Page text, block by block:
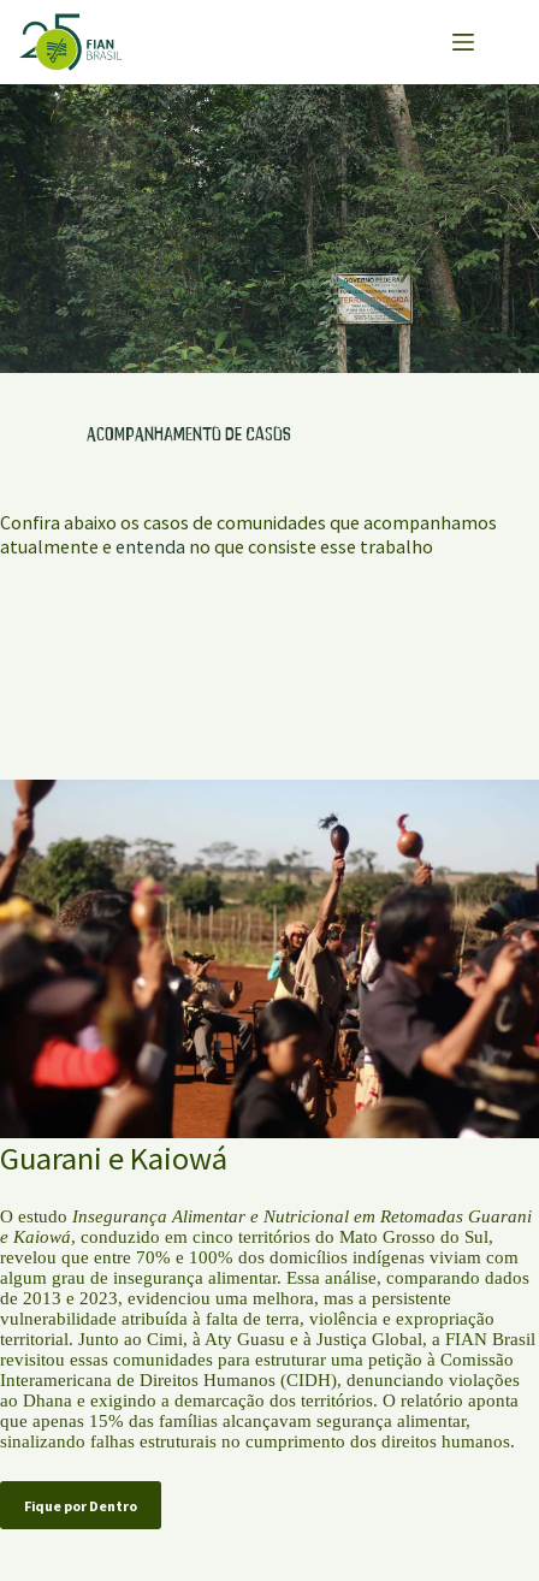
para
conteúdo
Acompanhamento de Casos
Confira abaixo os casos de comunidades que acompanhamos
atualmente e entenda no que consiste esse trabalho
Guarani e Kaiowá
O estudo Insegurança Alimentar e Nutricional em Retomadas Guarani
e Kaiowá, conduzido em cinco territórios do Mato Grosso do Sul,
revelou que entre 70% e 100% dos domicílios indígenas viviam com
algum grau de insegurança alimentar. Essa análise, comparando dados
de 2013 e 2023, evidenciou uma melhora, mas a persistente
vulnerabilidade atribuída à falta de terra, violência e expropriação
territorial. Junto ao Cimi, à Aty Guasu e à Justiça Global, a FIAN Brasil
revisitou essas comunidades para estruturar uma petição à Comissão
Interamericana de Direitos Humanos (CIDH), denunciando violações
ao Dhana e exigindo a demarcação dos territórios. O relatório aponta
que apenas 15% das famílias alcançavam segurança alimentar,
sinalizando falhas estruturais no cumprimento dos direitos humanos.
Fique por Dentro